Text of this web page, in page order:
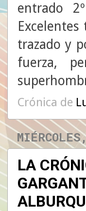
entrado
trazado y
fuerza,
Crónica de
LA